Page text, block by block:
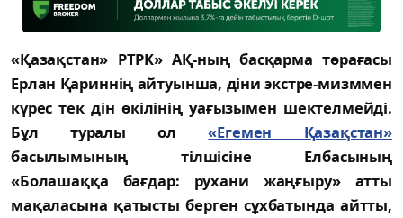
«Қазақстан» РТРК» АҚ-ның басқарма төрағасы
Ерлан Қариннің айтуынша, діни экстре-мизммен
күрес тек дін өкілінің уағызымен шектелмейді.
Бұл туралы ол«Егемен Қазақстан»
басылымының тілшісіне Елбасының
«Болашаққа бағдар: рухани жаңғыру» атты
мақаласына қатысты берген сұхбатында айтты,